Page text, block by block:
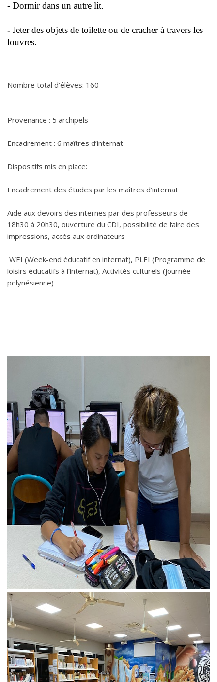
- Dormir dans un autre lit.
- Jeter des objets de toilette ou de cracher à travers les
louvres.
Nombre total d’élèves: 160
Provenance : 5 archipels
Encadrement : 6 maîtres d’internat
Dispositifs mis en place:
Encadrement des études par les maîtres d’internat
Aide aux devoirs des internes par des professeurs de
18h30 à 20h30, ouverture du CDI, possibilité de faire des
impressions, accès aux ordinateurs
WEI (Week-end éducatif en internat), PLEI (Programme de
loisirs éducatifs à l’internat), Activités culturels (journée
polynésienne).